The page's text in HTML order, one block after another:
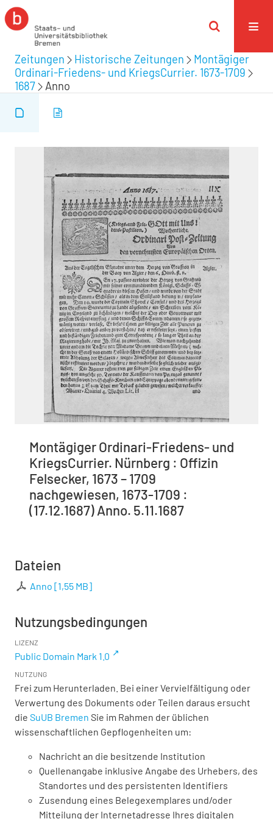
Zeitungen Historische Zeitungen
Montägiger
Ordinari-Friedens- und KriegsCurrier. 1673-1709
1687
Anno
Montägiger Ordinari-Friedens- und
KriegsCurrier. Nürnberg : Offizin
Felsecker, 1673 – 1709
nachgewiesen, 1673-1709 :
(17.12.1687) Anno. 5.11.1687
Dateien
Anno [1,55 MB]
Nutzungsbedingungen
LIZENZ
Public Domain Mark 1.0
NUTZUNG
Frei zum Herunterladen. Bei einer Vervielfältigung oder
Verwertung des Dokuments oder Teilen daraus ersucht
die SuUB Bremen Sie im Rahmen der üblichen
wissenschaftlichen Gepflogenheiten um:
Nachricht an die besitzende Institution
Quellenangabe inklusive Angabe des Urhebers, des
Standortes und des persistenten Identifiers
Zusendung eines Belegexemplares und/oder
Mitteilung der Internetadresse Ihres digitalen